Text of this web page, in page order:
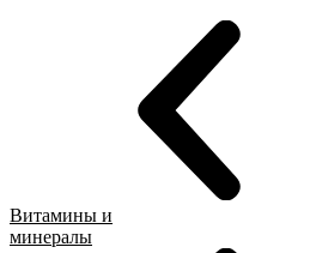
Витамины и
минералы